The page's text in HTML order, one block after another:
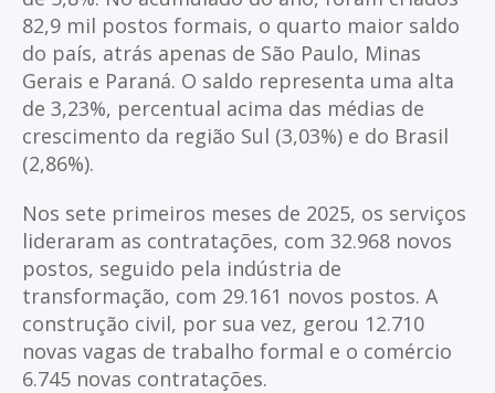
82,9 mil postos formais, o quarto maior saldo
do país, atrás apenas de São Paulo, Minas
Gerais e Paraná. O saldo representa uma alta
de 3,23%, percentual acima das médias de
crescimento da região Sul (3,03%) e do Brasil
(2,86%).
Nos sete primeiros meses de 2025, os serviços
lideraram as contratações, com 32.968 novos
postos, seguido pela indústria de
transformação, com 29.161 novos postos. A
construção civil, por sua vez, gerou 12.710
novas vagas de trabalho formal e o comércio
6.745 novas contratações.